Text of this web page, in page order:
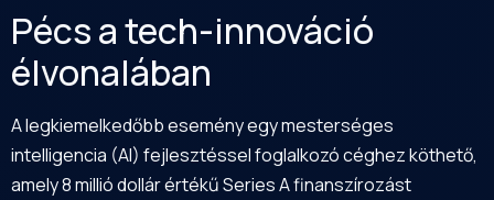
Pécs a tech-innováció
élvonalában
A legkiemelkedőbb esemény egy mesterséges
intelligencia (AI) fejlesztéssel foglalkozó céghez köthető,
amely 8 millió dollár értékű Series A finanszírozást